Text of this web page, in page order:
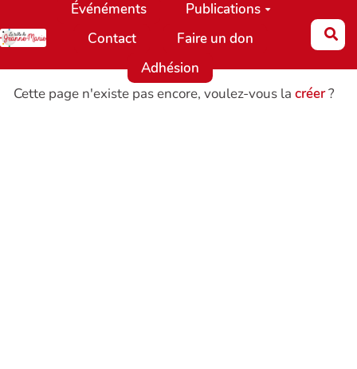
Aller au contenu principal
Événéments
Publications
Contact
Faire un don
Adhésion
Cette page n'existe pas encore, voulez-vous la créer?